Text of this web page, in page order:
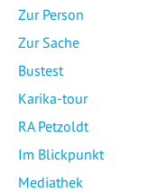
Zur Person
Zur Sache
Bustest
Karika-tour
RA Petzoldt
Im Blickpunkt
Mediathek